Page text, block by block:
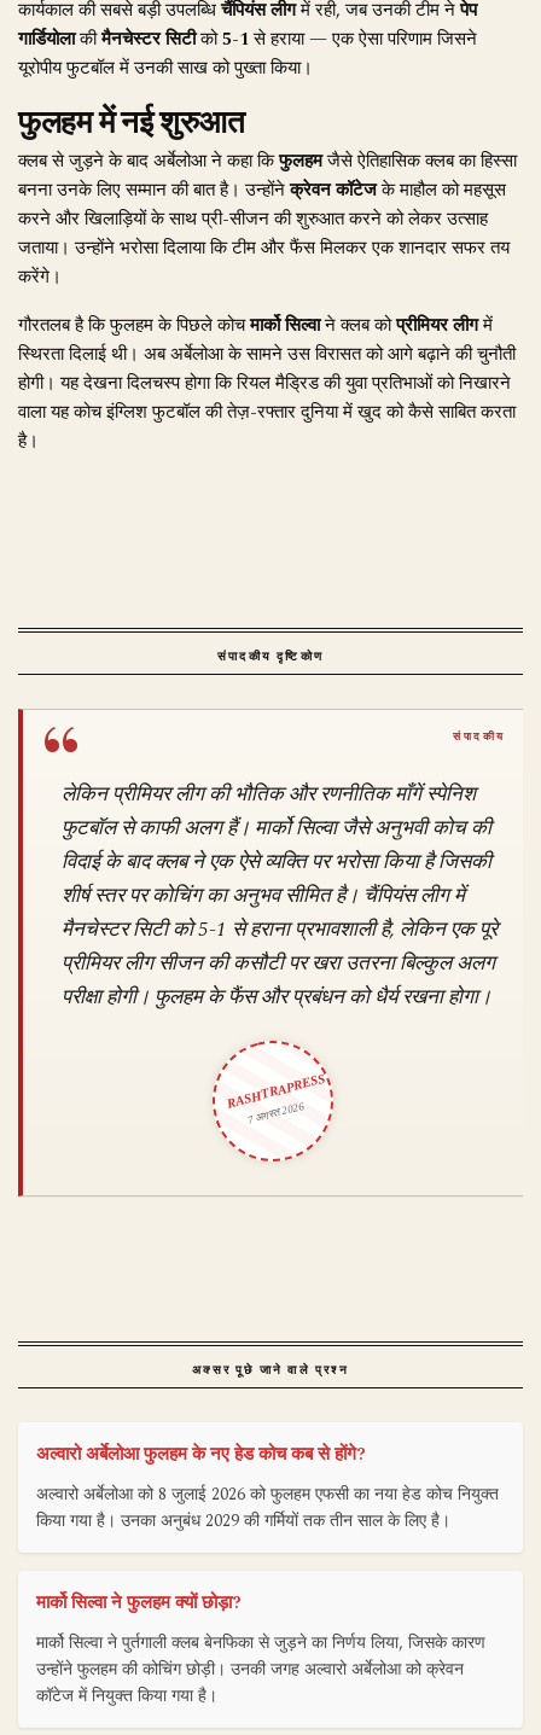
कार्यकाल की सबसे बड़ी उपलब्धिचैंपियंस लीगमें रही, जब उनकी टीम नेपेप
गार्डियोलाकीमैनचेस्टर सिटीको5-1से हराया — एक ऐसा परिणाम जिसने
यूरोपीय फुटबॉल में उनकी साख को पुख्ता किया।
फुलहम में नई शुरुआत
क्लब से जुड़ने के बाद अर्बेलोआ ने कहा किफुलहमजैसे ऐतिहासिक क्लब का हिस्सा
बनना उनके लिए सम्मान की बात है। उन्होंनेक्रेवन कॉटेजके माहौल को महसूस
करने और खिलाड़ियों के साथ प्री-सीजन की शुरुआत करने को लेकर उत्साह
जताया। उन्होंने भरोसा दिलाया कि टीम और फैंस मिलकर एक शानदार सफर तय
करेंगे।
गौरतलब है कि फुलहम के पिछले कोचमार्को सिल्वाने क्लब कोप्रीमियर लीगमें
स्थिरता दिलाई थी। अब अर्बेलोआ के सामने उस विरासत को आगे बढ़ाने की चुनौती
होगी। यह देखना दिलचस्प होगा कि रियल मैड्रिड की युवा प्रतिभाओं को निखारने
वाला यह कोच इंग्लिश फुटबॉल की तेज़-रफ्तार दुनिया में खुद को कैसे साबित करता
है।
संपादकीय दृष्टिकोण
लेकिन प्रीमियर लीग की भौतिक और रणनीतिक माँगें स्पेनिश
फुटबॉल से काफी अलग हैं। मार्को सिल्वा जैसे अनुभवी कोच की
विदाई के बाद क्लब ने एक ऐसे व्यक्ति पर भरोसा किया है जिसकी
शीर्ष स्तर पर कोचिंग का अनुभव सीमित है। चैंपियंस लीग में
मैनचेस्टर सिटी को 5-1 से हराना प्रभावशाली है, लेकिन एक पूरे
प्रीमियर लीग सीजन की कसौटी पर खरा उतरना बिल्कुल अलग
परीक्षा होगी। फुलहम के फैंस और प्रबंधन को धैर्य रखना होगा।
RASHTRAPRESS
7 अगस्त 2026
अक्सर पूछे जाने वाले प्रश्न
अल्वारो अर्बेलोआ फुलहम के नए हेड कोच कब से होंगे?
अल्वारो अर्बेलोआ को 8 जुलाई 2026 को फुलहम एफसी का नया हेड कोच नियुक्त
किया गया है। उनका अनुबंध 2029 की गर्मियों तक तीन साल के लिए है।
मार्को सिल्वा ने फुलहम क्यों छोड़ा?
मार्को सिल्वा ने पुर्तगाली क्लब बेनफिका से जुड़ने का निर्णय लिया, जिसके कारण
उन्होंने फुलहम की कोचिंग छोड़ी। उनकी जगह अल्वारो अर्बेलोआ को क्रेवन
कॉटेज में नियुक्त किया गया है।